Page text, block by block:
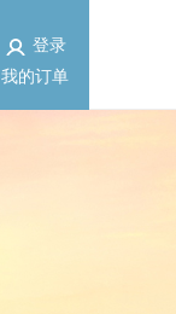
登录
我的订单